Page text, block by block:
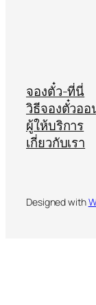
จองตั๋ว-ที่นี่
วิธีจองตั๋วอ
ผู้ให้บริการ
เกี่ยวกับเรา
Designed with